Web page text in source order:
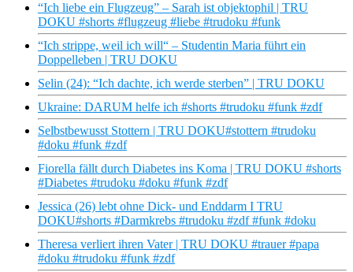
“Ich liebe ein Flugzeug” – Sarah ist objektophil | TRU
DOKU #shorts #flugzeug #liebe #trudoku #funk
“Ich strippe, weil ich will“ – Studentin Maria führt ein
Doppelleben | TRU DOKU
Selin (24): “Ich dachte, ich werde sterben” | TRU DOKU
Ukraine: DARUM helfe ich #shorts #trudoku #funk #zdf
Selbstbewusst Stottern | TRU DOKU#stottern #trudoku
#doku #funk #zdf
Fiorella fällt durch Diabetes ins Koma | TRU DOKU #shorts
#Diabetes #trudoku #doku #funk #zdf
Jessica (26) lebt ohne Dick- und Enddarm I TRU
DOKU#shorts #Darmkrebs #trudoku #zdf #funk #doku
Theresa verliert ihren Vater | TRU DOKU #trauer #papa
#doku #trudoku #funk #zdf